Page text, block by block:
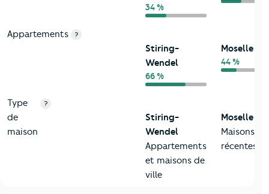
34 %
Appartements ?
Stiring-
Wendel
66 %
Moselle
44 %
Type
de
maison
?
Stiring-
Wendel
Appartements
et maisons de
ville
Moselle
Maisons
récentes